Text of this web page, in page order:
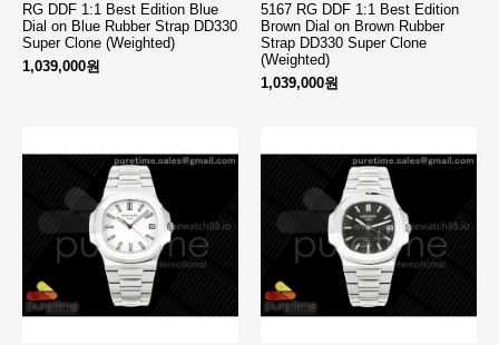
RG DDF 1:1 Best Edition Blue
Dial on Blue Rubber Strap DD330
Super Clone (Weighted)
1,039,000원
5167 RG DDF 1:1 Best Edition
Brown Dial on Brown Rubber
Strap DD330 Super Clone
(Weighted)
1,039,000원